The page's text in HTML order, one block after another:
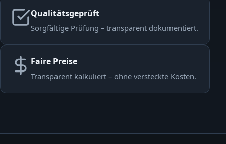
Qualitätsgeprüft
Sorgfältige Prüfung – transparent dokumentiert.
Faire Preise
Transparent kalkuliert – ohne versteckte Kosten.